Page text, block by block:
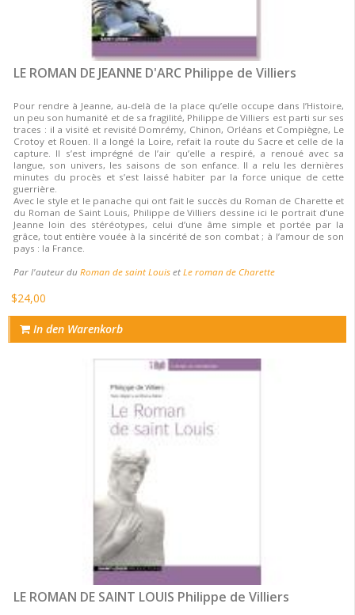
LE ROMAN DE JEANNE D'ARC Philippe de Villiers
Pour rendre à Jeanne, au-delà de la place qu’elle occupe dans l’Histoire,
un peu son humanité et de sa fragilité, Philippe de Villiers est parti sur ses
traces : il a visité et revisité Domrémy, Chinon, Orléans et Compiègne, Le
Crotoy et Rouen. Il a longé la Loire, refait la route du Sacre et celle de la
capture. Il s’est imprégné de l’air qu’elle a respiré, a renoué avec sa
langue, son univers, les saisons de son enfance. Il a relu les dernières
minutes du procès et s’est laissé habiter par la force unique de cette
guerrière.
Avec le style et le panache qui ont fait le succès du Roman de Charette et
du Roman de Saint Louis, Philippe de Villiers dessine ici le portrait d’une
Jeanne loin des stéréotypes, celui d’une âme simple et portée par la
grâce, tout entière vouée à la sincérité de son combat ; à l’amour de son
pays : la France.
Par l'auteur du Roman de saint Louis et Le roman de Charette
$24,00
In den Warenkorb
LE ROMAN DE SAINT LOUIS Philippe de Villiers